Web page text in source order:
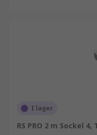
När du väljer
är det viktigt att ta
belastningskapacitet,
användningsmiljö.
I lager
RS PRO 2 m Sockel 4,